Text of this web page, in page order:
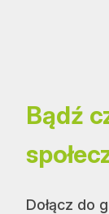
Bądź
Dołącz do